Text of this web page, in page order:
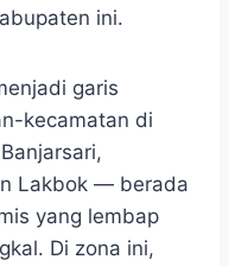
ini.
garis
kecamatan di
Lakbok — berada
yang lembap
Di zona ini,